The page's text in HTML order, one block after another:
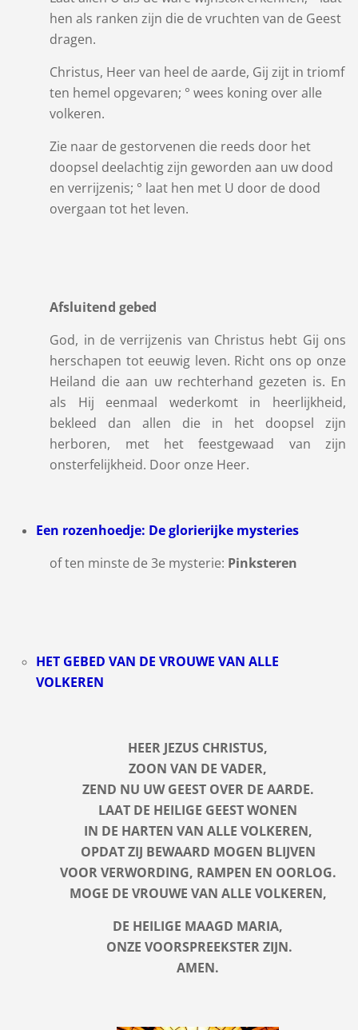
hen als ranken zijn die de vruchten van de Geest
dragen.
Christus, Heer van heel de aarde, Gij zijt in triomf
ten hemel opgevaren; ° wees koning over alle
volkeren.
Zie naar de gestorvenen die reeds door het
doopsel deelachtig zijn geworden aan uw dood
en verrijzenis; ° laat hen met U door de dood
overgaan tot het leven.
Afsluitend gebed
God, in de verrijzenis van Christus hebt Gij ons
herschapen tot eeuwig leven. Richt ons op onze
Heiland die aan uw rechterhand gezeten is. En
als Hij eenmaal wederkomt in heerlijkheid,
bekleed dan allen die in het doopsel zijn
herboren, met het feestgewaad van zijn
onsterfelijkheid. Door onze Heer.
Een rozenhoedje: De glorierijke mysteries
of ten minste de 3e mysterie: Pinksteren
HET GEBED VAN DE VROUWE VAN ALLE
VOLKEREN
HEER JEZUS CHRISTUS,
ZOON VAN DE VADER,
ZEND NU UW GEEST OVER DE AARDE.
LAAT DE HEILIGE GEEST WONEN
IN DE HARTEN VAN ALLE VOLKEREN,
OPDAT ZIJ BEWAARD MOGEN BLIJVEN
VOOR VERWORDING, RAMPEN EN OORLOG.
MOGE DE VROUWE VAN ALLE VOLKEREN,
DE HEILIGE MAAGD MARIA,
ONZE VOORSPREEKSTER ZIJN.
AMEN.